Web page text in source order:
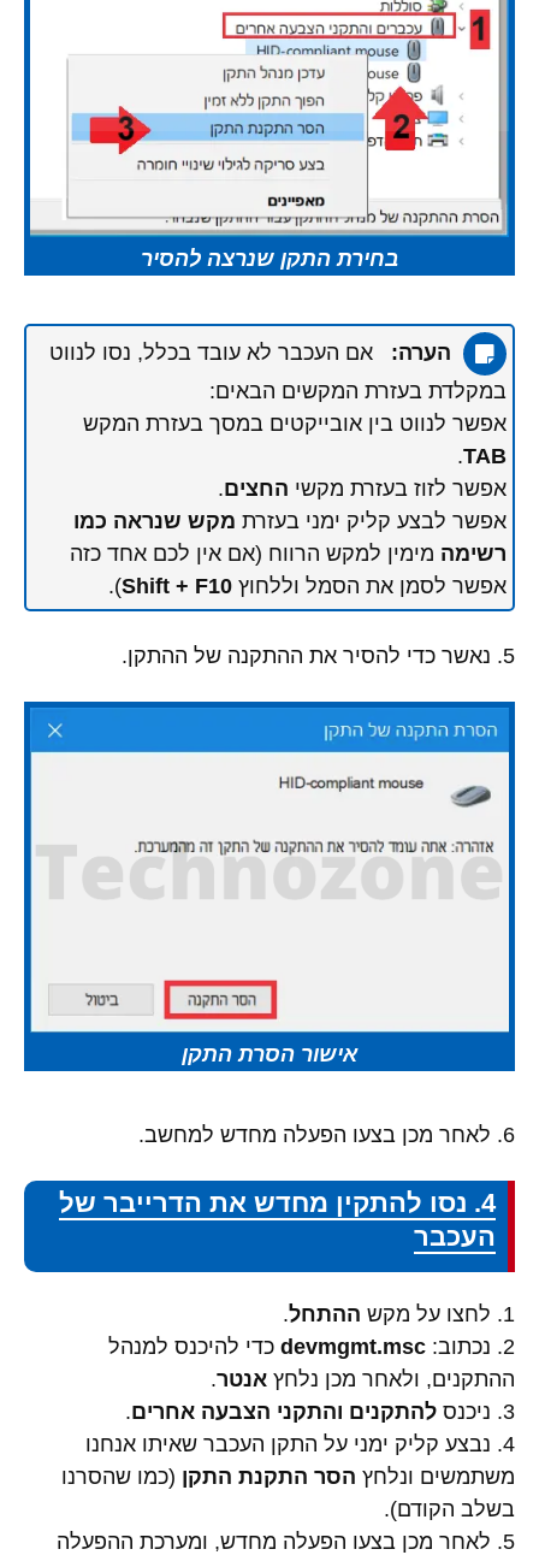
בחירת התקן שנרצה להסיר
הערה:
אם העכבר לא עובד בכלל, נסו לנווט
במקלדת בעזרת המקשים הבאים:
אפשר לנווט בין אובייקטים במסך בעזרת המקש
TAB
.
אפשר לזוז בעזרת מקשי החצים.
אפשר לבצע קליק ימני בעזרת מקש שנראה כמו
רשימה מימין למקש הרווח (אם אין לכם אחד כזה
אפשר לסמן את הסמל וללחוץ Shift + F10
).
5. נאשר כדי להסיר את ההתקנה של ההתקן.
אישור הסרת התקן
6. לאחר מכן בצעו הפעלה מחדש למחשב.
4. נסו להתקין מחדש את הדרייבר של
העכבר
1. לחצו על מקש ההתחל.
2. נכתוב:
devmgmt.msc כדי להיכנס למנהל
ההתקנים, ולאחר מכן נלחץ אנטר.
3. ניכנס
להתקנים והתקני הצבעה אחרים.
4. נבצע קליק ימני על התקן העכבר שאיתו אנחנו
משתמשים ונלחץ הסר התקנת התקן (כמו שהסרנו
בשלב הקודם).
5. לאחר מכן בצעו הפעלה מחדש, ומערכת ההפעלה